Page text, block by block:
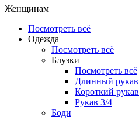
Женщинам
Посмотреть всё
Одежда
Посмотреть всё
Блузки
Посмотреть всё
Длинный рукав
Короткий рукав
Рукав 3/4
Боди